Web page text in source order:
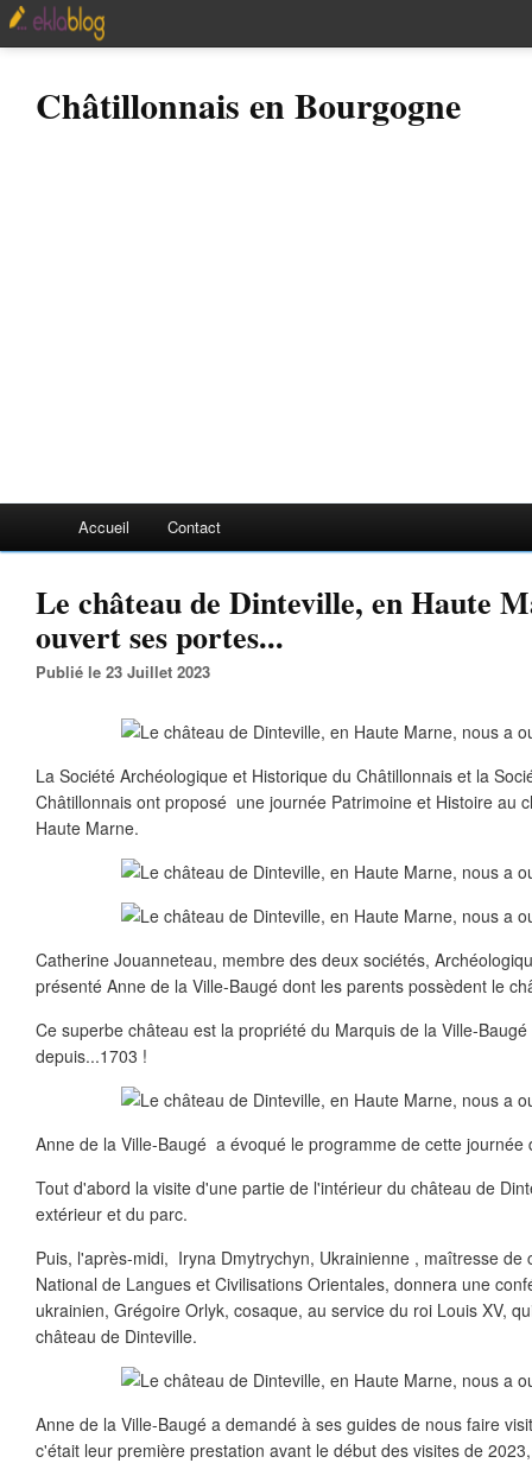
Châtillonnais en Bourgogne
Accueil Contact
Le château de Dinteville, en Haute
ouvert ses portes...
Publié le 23 Juillet 2023
La Société Archéologique et Historique du Châtillonnais et la
Châtillonnais ont proposé une journée Patrimoine et Histoire au
Haute Marne.
Catherine Jouanneteau, membre des deux sociétés,
présenté Anne de la Ville-Baugé dont les parents possèdent le
Ce superbe château est la propriété du Marquis de la Ville-
depuis...1703 !
Anne de la Ville-Baugé a évoqué le programme de cette journée
Tout d'abord la visite d'une partie de l'intérieur du château de
extérieur et du parc.
Puis, l'après-midi, Iryna Dmytrychyn, Ukrainienne , maîtresse de
National de Langues et Civilisations Orientales, donnera une
ukrainien, Grégoire Orlyk, cosaque, au service du roi Louis XV,
château de Dinteville.
Anne de la Ville-Baugé a demandé à ses guides de nous faire
c'était leur première prestation avant le début des visites de